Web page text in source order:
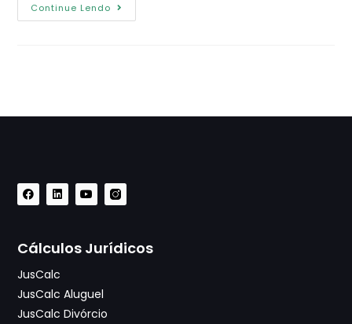
Continue Lendo
Cálculos Jurídicos
JusCalc
JusCalc Aluguel
JusCalc Divórcio